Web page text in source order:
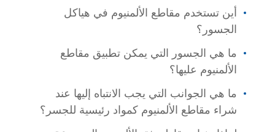
أين تستخدم مقاطع الألمنيوم في هياكل
الجسور؟
ما هي الجسور التي يمكن تطبيق مقاطع
الألمنيوم عليها؟
ما هي الجوانب التي يجب الانتباه إليها عند
شراء مقاطع الألمنيوم كمواد رئيسية للجسر؟